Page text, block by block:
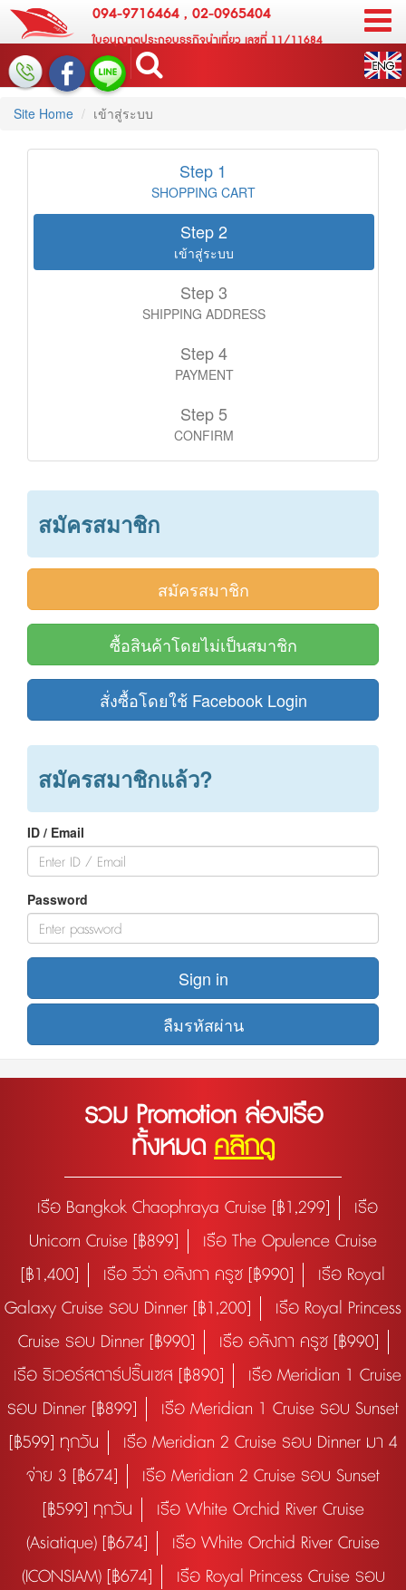
094-9716464, 02-0965404
ใบอนุญาตประกอบธุรกิจนำเที่ยว เลขที่ 11/11684
Site Home เข้าสู่ระบบ
Step 1
SHOPPING CART
Step 2
เข้าสู่ระบบ
Step 3
SHIPPING ADDRESS
Step 4
PAYMENT
Step 5
CONFIRM
สมัครสมาชิก
สมัครสมาชิก
ซื้อสินค้าโดยไม่เป็นสมาชิก
สั่งซื้อโดยใช้ Facebook Login
สมัครสมาชิกแล้ว?
ID / Email
Password
Sign in
ลืมรหัสผ่าน
รวม Promotion ล่องเรือ
ทั้งหมด คลิกดู
เรือ Bangkok Chaophraya Cruise [฿1,299]
เรือ
Unicorn Cruise [฿899]
เรือ The Opulence Cruise
[฿1,400]
เรือ วีว่า อลังกา ครูซ [฿990]
เรือ Royal
Galaxy Cruise รอบ Dinner [฿1,200]
เรือ Royal Princess
Cruise รอบ Dinner [฿990]
เรือ อลังกา ครูซ [฿990]
เรือ ริเวอร์สตาร์ปริ๊นเซส [฿890]
เรือ Meridian 1 Cruise
รอบ Dinner [฿899]
เรือ Meridian 1 Cruise รอบ Sunset
[฿599] ทุกวัน
เรือ Meridian 2 Cruise รอบ Dinner มา 4
จ่าย 3 [฿674]
เรือ Meridian 2 Cruise รอบ Sunset
[฿599] ทุกวัน
เรือ White Orchid River Cruise
(Asiatique) [฿674]
เรือ White Orchid River Cruise
(ICONSIAM) [฿674]
เรือ Royal Princess Cruise รอบ